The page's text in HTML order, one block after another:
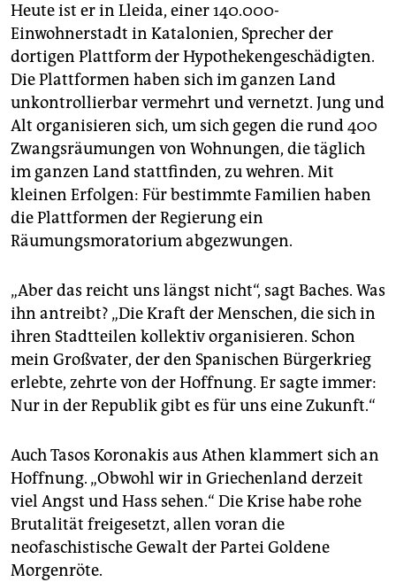
Heute ist er in Lleida, einer 140.000-
Einwohnerstadt in Katalonien, Sprecher der
dortigen Plattform der Hypothekengeschädigten.
Die Plattformen haben sich im ganzen Land
unkontrollierbar vermehrt und vernetzt. Jung und
Alt organisieren sich, um sich gegen die rund 400
Zwangsräumungen von Wohnungen, die täglich
im ganzen Land stattfinden, zu wehren. Mit
kleinen Erfolgen: Für bestimmte Familien haben
die Plattformen der Regierung ein
Räumungsmoratorium abgezwungen.
„Aber das reicht uns längst nicht“, sagt Baches. Was
ihn antreibt? „Die Kraft der Menschen, die sich in
ihren Stadtteilen kollektiv organisieren. Schon
mein Großvater, der den Spanischen Bürgerkrieg
erlebte, zehrte von der Hoffnung. Er sagte immer:
Nur in der Republik gibt es für uns eine Zukunft.“
Auch Tasos Koronakis aus Athen klammert sich an
Hoffnung. „Obwohl wir in Griechenland derzeit
viel Angst und Hass sehen.“ Die Krise habe rohe
Brutalität freigesetzt, allen voran die
neofaschistische Gewalt der Partei Goldene
Morgenröte.